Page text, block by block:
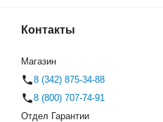
Контакты
Магазин
8 (342) 875-34-88
8 (800) 707-74-91
Отдел Гарантии